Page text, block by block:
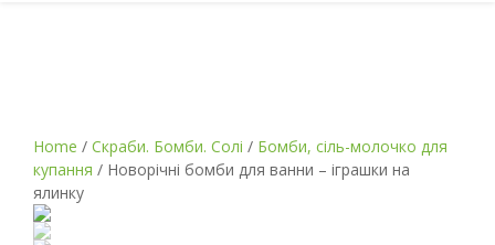
Home / Скраби. Бомби. Солі / Бомби, сіль-молочко для
купання / Новорічні бомби для ванни – іграшки на
ялинку